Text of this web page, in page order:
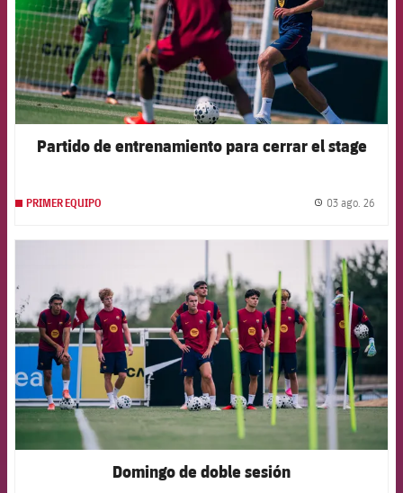
Partido de entrenamiento para cerrar el stage
PRIMER EQUIPO 03 ago. 26
FCB Barcelona badge
Domingo de doble sesión